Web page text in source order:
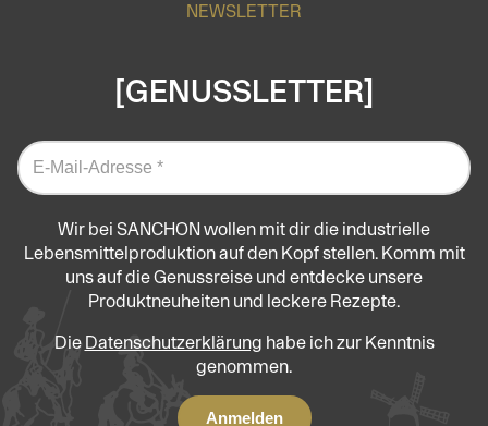
NEWSLETTER
[GENUSSLETTER]
Wir bei SANCHON wollen mit dir die industrielle
Lebensmittelproduktion auf den Kopf stellen. Komm mit
uns auf die Genussreise und entdecke unsere
Produktneuheiten und leckere Rezepte.
Die Datenschutzerklärung habe ich zur Kenntnis
genommen.